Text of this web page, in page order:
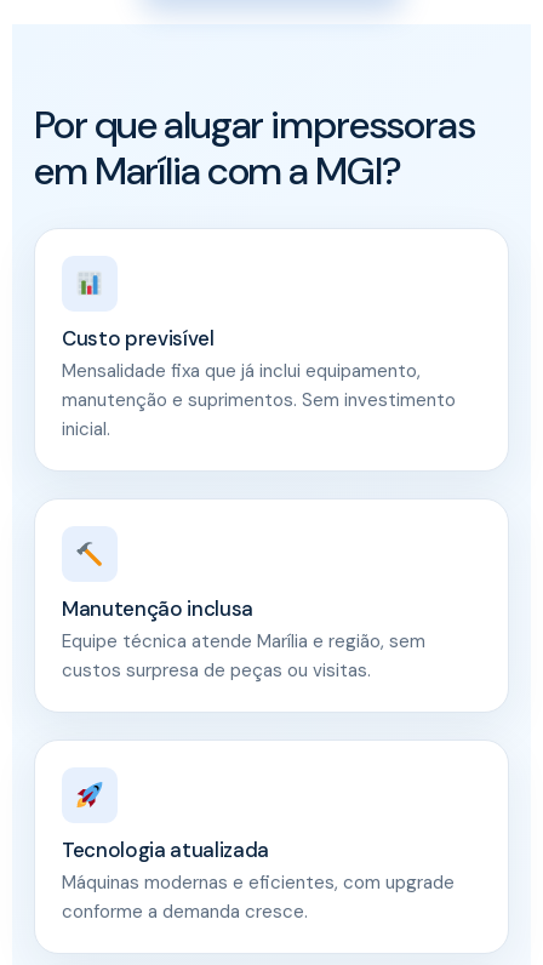
Por que alugar impressoras
em Marília com a MGI?
Custo previsível
Mensalidade fixa que já inclui equipamento,
manutenção e suprimentos. Sem investimento
inicial.
Manutenção inclusa
Equipe técnica atende Marília e região, sem
custos surpresa de peças ou visitas.
Tecnologia atualizada
Máquinas modernas e eficientes, com upgrade
conforme a demanda cresce.